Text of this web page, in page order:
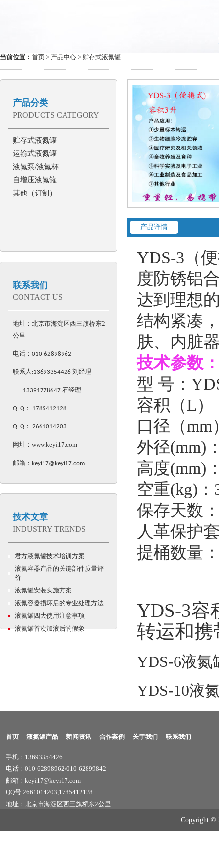
当前位置： 首页 > 产品中心 > 贮存式液氮罐
产品分类
PRODUCTS CATEGORY
贮存式液氮罐
运输式液氮罐
液氮泵/液氮杯
自增压液氮罐
其他（订制）
联系我们
CONTACT US
地址：北京市海淀区西三旗桥东2
公里
电话： 010-62898962
联系人:13693354426 刘经理
13391778647 石经理
Q Q ： 1785412128
Q Q ： 2661014203
网址： www.keyi17.com
邮箱： keyi17@keyi17.com
技术文章
INDUSTRY TRENDS
君方液氮罐技术培训方案
液氮容器产品的关键部件质量评
价
液氮罐安装实施方案
液氮容器损坏后的专业处理方法
液氮罐四大使用注意事项
液氮罐首次加液后的假象
产品详情
YDS-3（
度防锈铝
达到理想
结构紧凑
肤、内脏
技术参数
型 号：
容积（L
口径（
外径(mm)
高度(mm)
空重(kg)：
保存天数
人革保护
提桶数量
YDS-3容
转运和携
YDS-6液氮
YDS-10液
首页 液氮罐产品 新闻资讯 合作案例 关于我们 联系我们
手机：13693354426
电话：010-62898962/010-62899842
邮箱：keyi17@keyi17.com
QQ号:2661014203,1785412128
地址：北京市海淀区西三旗桥东2公里
Copyright ©